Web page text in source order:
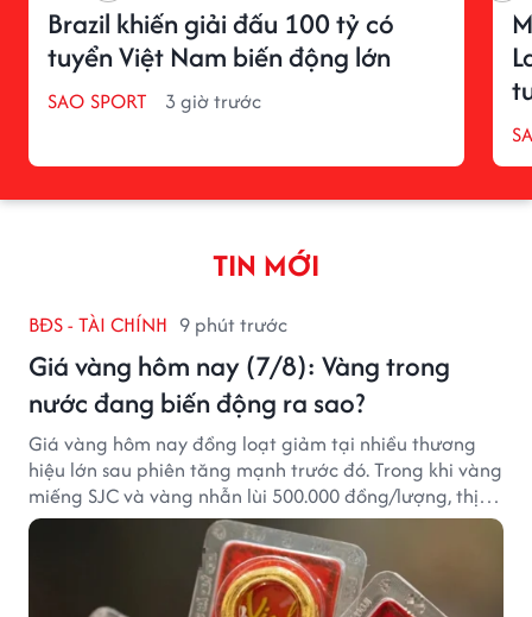
Brazil khiến giải đấu 100 tỷ có
tuyển Việt Nam biến động lớn
SAO SPORT 3 giờ trước
TIN MỚI
BĐS - TÀI CHÍNH 9 phút trước
Giá vàng hôm nay (7/8): Vàng trong
nước đang biến động ra sao?
Giá vàng hôm nay đồng loạt giảm tại nhiều thương
hiệu lớn sau phiên tăng mạnh trước đó. Trong khi vàng
miếng SJC và vàng nhẫn lùi 500.000 đồng/lượng, thị
trường vẫn duy trì mặt bằng giá cao, với sự chênh
lệch đáng kể giữa các doanh nghiệp.